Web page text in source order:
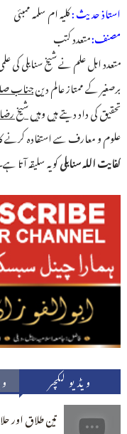
استاذ حدیث :کلیہ ام سلمہ ممبئی
مصنف:متعدد کتب
متعدد اہل علم نے شیخ سنابلی کی
برصغیر کے ممتاز عالم دینجناب
تحقیق کی داد دیتے ہیں وہیںشیخ
علوم و معارف سے استفادہ کرنے کا
کفایت اللہ سنابلیکو یہ سلیقہ آتا
ویڈیو لکچر
تین طلاق اور